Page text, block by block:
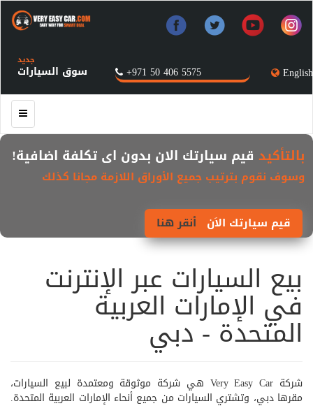
English
+971 50 406 5575 سوق السيارات
جديد
بالتأكيد قيم سيارتك الان بدون اى تكلفة اضافية!
وسوف نقوم بترتيب جميع الأوراق اللازمة مجانا كذلك
قيم سيارتك الاَن أنقر هنا
بيع السيارات عبر الإنترنت
في الإمارات العربية
المتحدة - دبي
شركة Very Easy Car هي شركة موثوقة ومعتمدة لبيع السيارات،
مقرها دبي، وتشتري السيارات من جميع أنحاء الإمارات العربية المتحدة.